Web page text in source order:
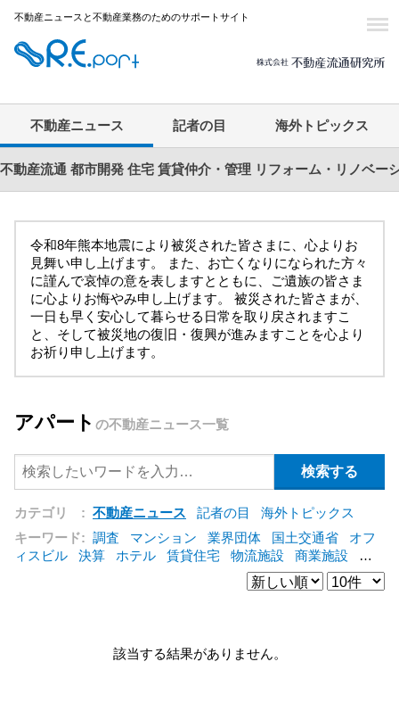
不動産ニュースと不動産業務のためのサポートサイト
不動産ニュース 記者の目 海外トピックス
不動産流通 都市開発 住宅 賃貸仲介・管理 リフォーム・リノベー
令和8年熊本地震により被災された皆さまに、心よりお
見舞い申し上げます。 また、お亡くなりになられた方々
に謹んで哀悼の意を表しますとともに、ご遺族の皆さま
に心よりお悔やみ申し上げます。 被災された皆さまが、
一日も早く安心して暮らせる日常を取り戻されますこ
と、そして被災地の復旧・復興が進みますことを心より
お祈り申し上げます。
アパート の不動産ニュース一覧
カテゴリ : 不動産ニュース 記者の目
海外トピックス
キーワード: 調査 マンション 業界団体 国土交通省
オフ
ィスビル
決算 ホテル 賃貸住宅 物流施設 商業施設
海
東急不動産 賃料
ア
野村不動産 ZEH [+]
該当する結果がありません。